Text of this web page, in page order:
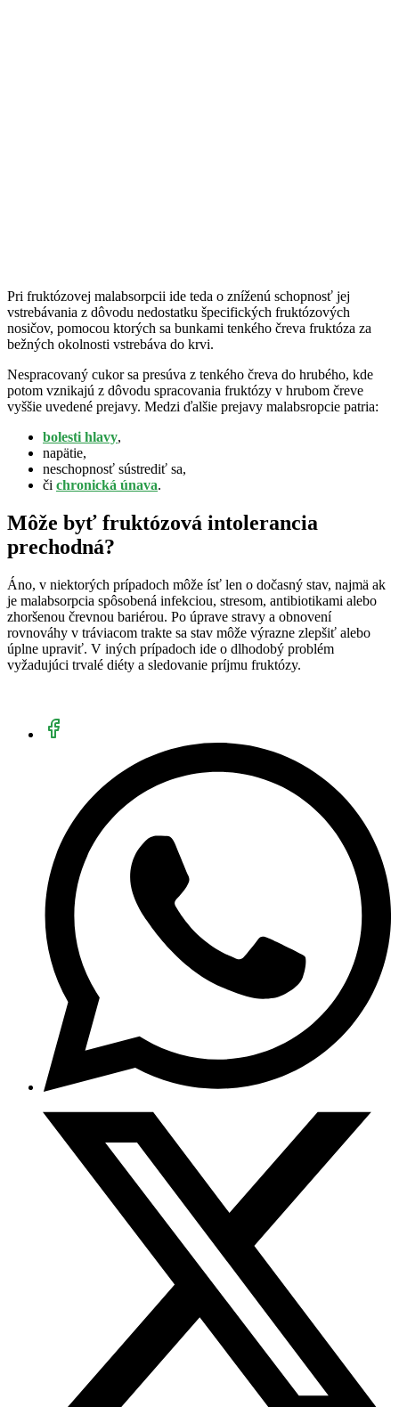
Pri fruktózovej malabsorpcii ide teda o zníženú schopnosť jej
vstrebávania z dôvodu nedostatku špecifických fruktózových
nosičov, pomocou ktorých sa bunkami tenkého čreva fruktóza za
bežných okolnosti vstrebáva do krvi.
Nespracovaný cukor sa presúva z tenkého čreva do hrubého, kde
potom vznikajú z dôvodu spracovania fruktózy v hrubom čreve
vyššie uvedené prejavy. Medzi ďalšie prejavy malabsropcie patria:
bolesti hlavy,
napätie,
neschopnosť sústrediť sa,
či chronická únava.
Môže byť fruktózová intolerancia
prechodná?
Áno, v niektorých prípadoch môže ísť len o dočasný stav, najmä ak
je malabsorpcia spôsobená infekciou, stresom, antibiotikami alebo
zhoršenou črevnou bariérou. Po úprave stravy a obnovení
rovnováhy v tráviacom trakte sa stav môže výrazne zlepšiť alebo
úplne upraviť. V iných prípadoch ide o dlhodobý problém
vyžadujúci trvalé diéty a sledovanie príjmu fruktózy.